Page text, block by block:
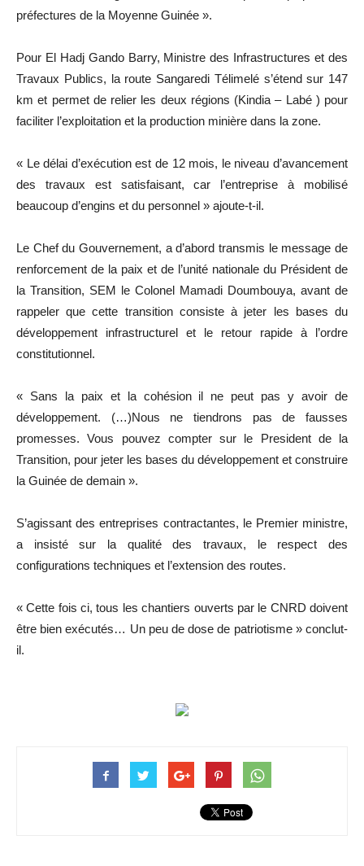
préfectures de la Moyenne Guinée ».
Pour El Hadj Gando Barry, Ministre des Infrastructures et des
Travaux Publics, la route Sangaredi Télimelé s’étend sur 147
km et permet de relier les deux régions (Kindia – Labé ) pour
faciliter l’exploitation et la production minière dans la zone.
« Le délai d’exécution est de 12 mois, le niveau d’avancement
des travaux est satisfaisant, car l’entreprise à mobilisé
beaucoup d’engins et du personnel » ajoute-t-il.
Le Chef du Gouvernement, a d’abord transmis le message de
renforcement de la paix et de l’unité nationale du Président de
la Transition, SEM le Colonel Mamadi Doumbouya, avant de
rappeler que cette transition consiste à jeter les bases du
développement infrastructurel et le retour rapide à l’ordre
constitutionnel.
« Sans la paix et la cohésion il ne peut pas y avoir de
développement. (…)Nous ne tiendrons pas de fausses
promesses. Vous pouvez compter sur le President de la
Transition, pour jeter les bases du développement et construire
la Guinée de demain ».
S’agissant des entreprises contractantes, le Premier ministre,
a insisté sur la qualité des travaux, le respect des
configurations techniques et l’extension des routes.
« Cette fois ci, tous les chantiers ouverts par le CNRD doivent
être bien exécutés… Un peu de dose de patriotisme » conclut-
il.